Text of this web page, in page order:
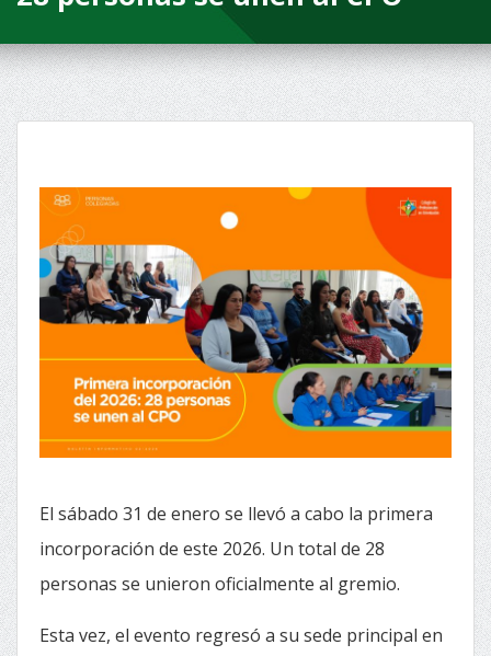
El sábado 31 de enero se llevó a cabo la primera
incorporación de este 2026. Un total de 28
personas se unieron oficialmente al gremio.
Esta vez, el evento regresó a su sede principal en